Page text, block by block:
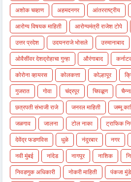
अशोक चव्हाण
अहमदनगर आंतरराष्ट्रीय
आरोग्य विषयक माहिती
आरोग्यमंत्री राजेश टोपे
उत्तर प्रदेश
उदयनराजे भोसले उस्मानाबाद
ओवैसींवर देशद्रोहाचा गुन्हा
औरंगाबाद
कोरोना व्हायरस
कोलकत्ता कोल्हापूर
गुजरात
गोवा चंद्रपूर चिपळूण
छत्रपती संभाजी राजे
जनरल माहिती जम्मू
जळगाव
जालना टोल नाका ट्राफिक
देवेंद्र फडणविस
धुळे नंदुरबार नगर
नवी मुंबई
नांदेड नागपूर नाशिक
निवडणुक अधिकारी
नोकरी माहिती पंकजा मुंडे